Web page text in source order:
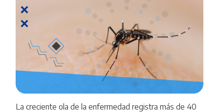
La creciente ola de la enfermedad registra más de 40